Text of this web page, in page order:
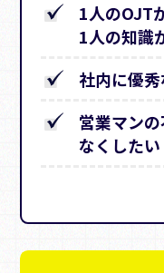
1人のOJT
1人の知識
社内に優
営業マン
なくしたい